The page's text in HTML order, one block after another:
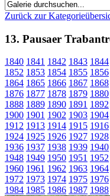
Zurück zur
13. Pausaer
1840 1841 1842 1843 1844
1852 1853 1854 1855 1856
1864 1865 1866 1867 1868
1876 1877 1878 1879 1880
1888 1889 1890 1891 1892
1900 1901 1902 1903 1904
1912 1913 1914 1915 1916
1924 1925 1926 1927 1928
1936 1937 1938 1939 1940
1948 1949 1950 1951 1952
1960 1961 1962 1963 1964
1972 1973 1974 1975 1976
1984 1985 1986 1987 1988